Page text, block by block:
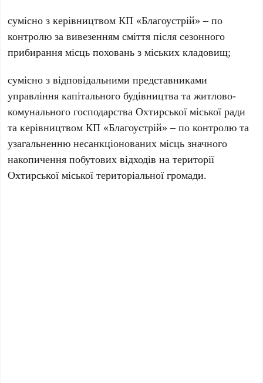
сумісно з керівництвом КП «Благоустрій» – по
контролю за вивезенням сміття після сезонного
прибирання місць поховань з міських кладовищ;
сумісно з відповідальними представниками
управління капітального будівництва та житлово-
комунального господарства Охтирської міської ради
та керівництвом КП «Благоустрій» – по контролю та
узагальненню несанкціонованих місць значного
накопичення побутових відходів на території
Охтирської міської територіальної громади.